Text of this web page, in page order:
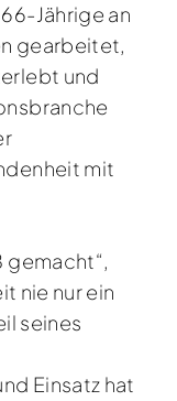
Jährige an
gearbeitet,
und
mit
gemacht“,
nie nur ein
seines
Einsatz hat